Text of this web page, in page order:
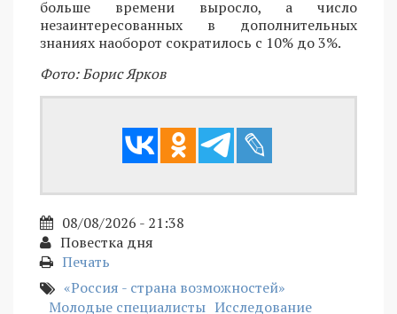
больше времени выросло, а число
незаинтересованных в дополнительных
знаниях наоборот сократилось с 10% до 3%.
Фото: Борис Ярков
08/08/2026 - 21:38
Повестка дня
Печать
«Россия - страна возможностей»
Молодые специалисты Исследование